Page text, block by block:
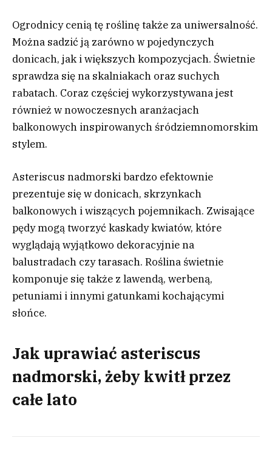
Ogrodnicy cenią tę roślinę także za uniwersalność.
Można sadzić ją zarówno w pojedynczych
donicach, jak i większych kompozycjach. Świetnie
sprawdza się na skalniakach oraz suchych
rabatach. Coraz częściej wykorzystywana jest
również w nowoczesnych aranżacjach
balkonowych inspirowanych śródziemnomorskim
stylem.
Asteriscus nadmorski bardzo efektownie
prezentuje się w donicach, skrzynkach
balkonowych i wiszących pojemnikach. Zwisające
pędy mogą tworzyć kaskady kwiatów, które
wyglądają wyjątkowo dekoracyjnie na
balustradach czy tarasach. Roślina świetnie
komponuje się także z lawendą, werbeną,
petuniami i innymi gatunkami kochającymi
słońce.
Jak uprawiać asteriscus
nadmorski, żeby kwitł przez
całe lato